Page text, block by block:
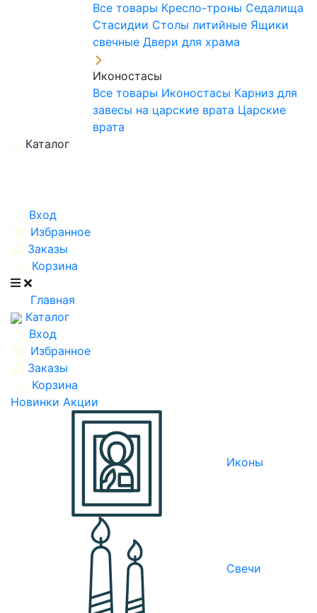
Все товары Кресло-троны Седалища
Стасидии Столы литийные Ящики
свечные Двери для храма
Иконостасы
Все товары Иконостасы Карниз для
завесы на царские врата Царские
врата
Каталог
Вход
Избранное
Заказы
Корзина
Главная
Каталог
Вход
Избранное
Заказы
Корзина
Новинки Акции
Иконы
Свечи